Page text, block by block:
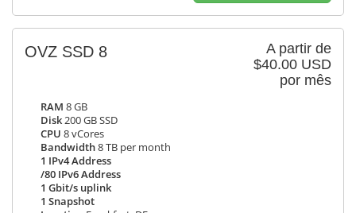
A partir de
$40.00 USD
por mês
OVZ SSD 8
RAM 8 GB
Disk200 GB SSD
CPU 8 vCores
Bandwidth8 TB per month
1 IPv4 Address
/80 IPv6 Address
1 Gbit/s uplink
1 Snapshot